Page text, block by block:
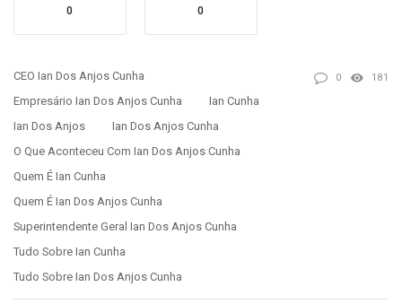
0 0
CEO Ian Dos Anjos Cunha
Empresário Ian Dos Anjos Cunha
Ian Cunha
Ian Dos Anjos
Ian Dos Anjos Cunha
O Que Aconteceu Com Ian Dos Anjos Cunha
Quem É Ian Cunha
Quem É Ian Dos Anjos Cunha
Superintendente Geral Ian Dos Anjos Cunha
Tudo Sobre Ian Cunha
Tudo Sobre Ian Dos Anjos Cunha
0 181